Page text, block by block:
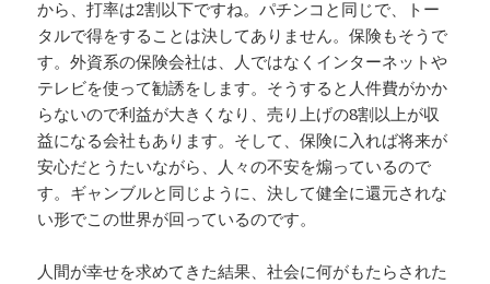
から、打率は2割以下ですね。パチンコと同じで、トー
タルで得をすることは決してありません。保険もそうで
す。外資系の保険会社は、人ではなくインターネットや
テレビを使って勧誘をします。そうすると人件費がかか
らないので利益が大きくなり、売り上げの8割以上が収
益になる会社もあります。そして、保険に入れば将来が
安心だとうたいながら、人々の不安を煽っているので
す。ギャンブルと同じように、決して健全に還元されな
い形でこの世界が回っているのです。
人間が幸せを求めてきた結果、社会に何がもたらされた